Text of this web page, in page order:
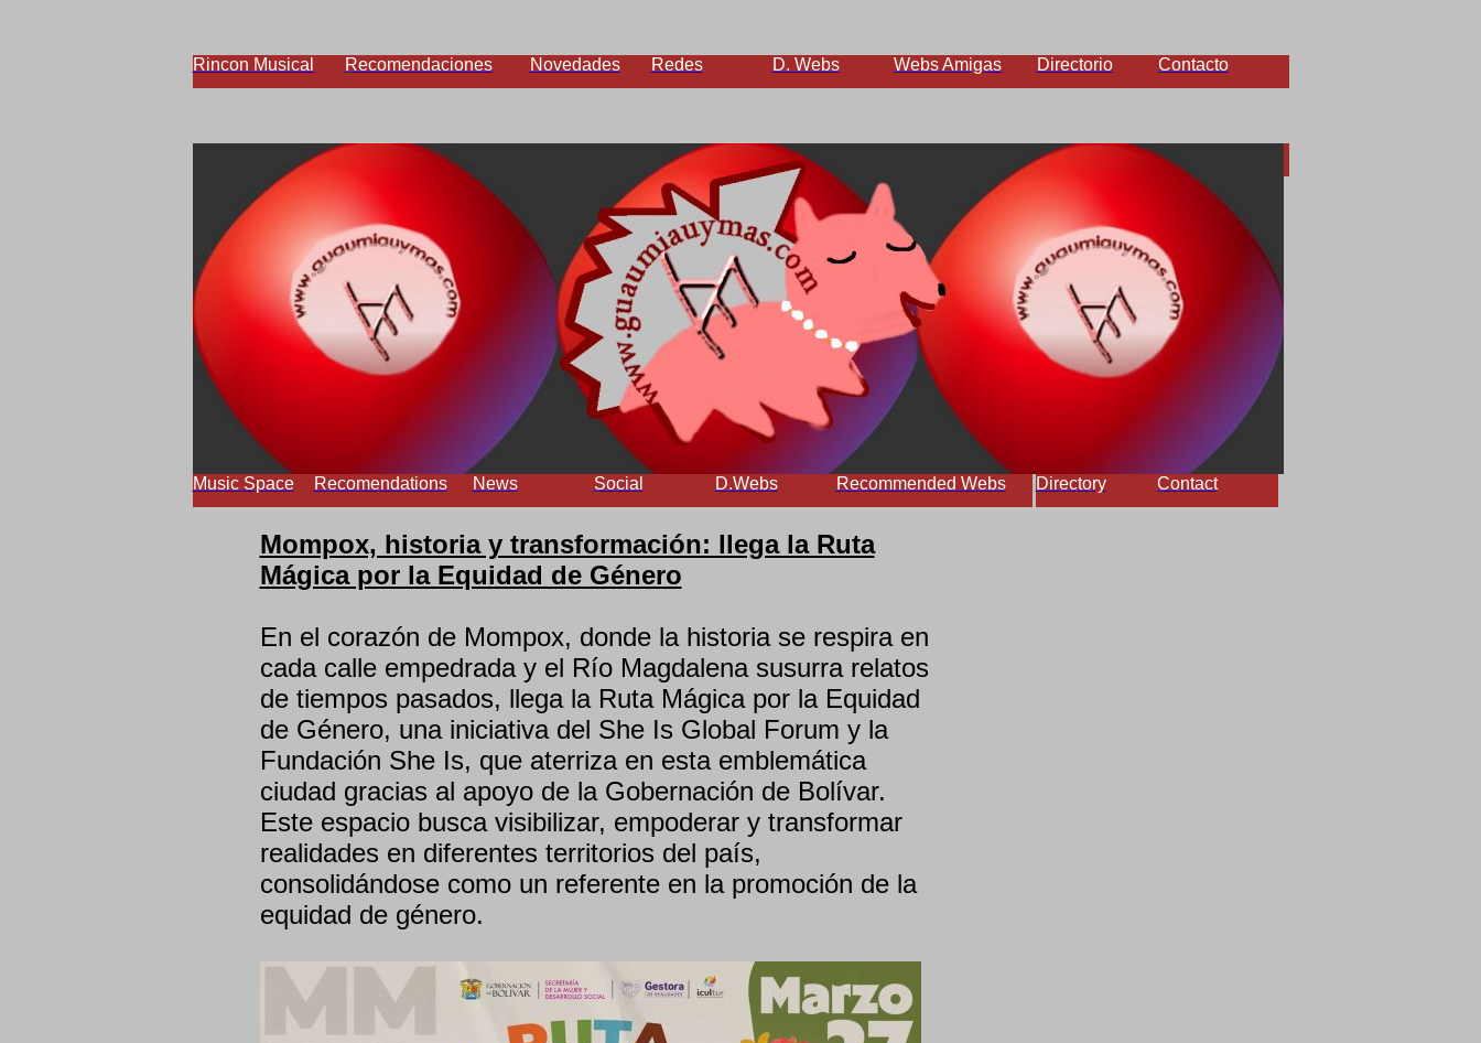
Rincon Musical Recomendaciones Novedades Redes D. Webs Webs Amigas Directorio Contacto
Music Space Recomendations News Social D.Webs Recommended Webs Directory Contact
Mompox, historia y transformación: llega la Ruta
Mágica por la Equidad de Género
En el corazón de Mompox, donde la historia se respira en
cada calle empedrada y el Río Magdalena susurra relatos
de tiempos pasados, llega la Ruta Mágica por la Equidad
de Género, una iniciativa del She Is Global Forum y la
Fundación She Is, que aterriza en esta emblemática
ciudad gracias al apoyo de la Gobernación de Bolívar.
Este espacio busca visibilizar, empoderar y transformar
realidades en diferentes territorios del país,
consolidándose como un referente en la promoción de la
equidad de género.